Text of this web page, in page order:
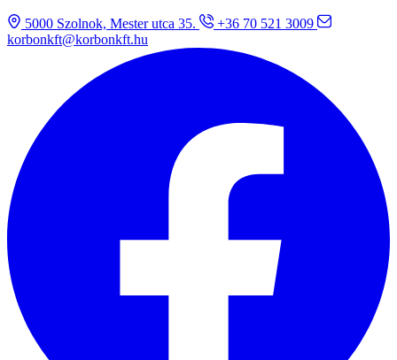
5000 Szolnok, Mester utca 35.
+36 70 521 3009
korbonkft@korbonkft.hu